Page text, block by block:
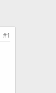
#1